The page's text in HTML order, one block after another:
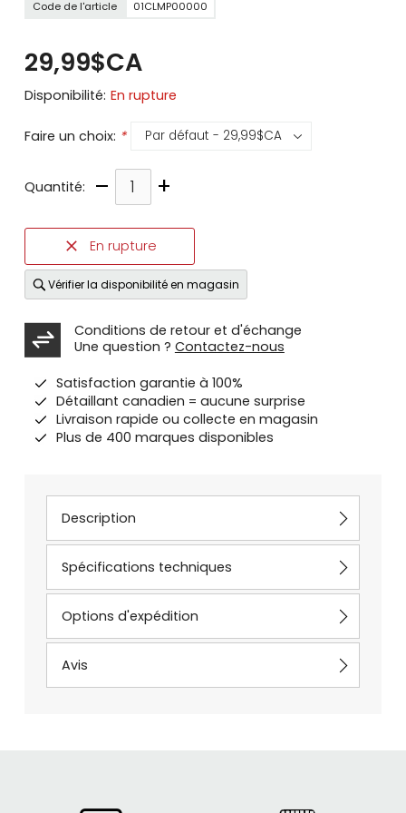
Code de l'article 01CLMP00000
29,99$CA
Disponibilité: En rupture
Faire un choix: *
Quantité: – +
En rupture
Vérifier la disponibilité en magasin
Conditions de retour et d'échange
Une question ? Contactez-nous
Satisfaction garantie à 100%
Détaillant canadien = aucune surprise
Livraison rapide ou collecte en magasin
Plus de 400 marques disponibles
Description
Spécifications techniques
Options d'expédition
Avis